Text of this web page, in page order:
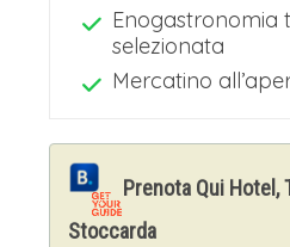
l’artigianato locale
delicate stelle di
familiare, lontana
metropoli, e invita
assaporare la
Enogastronomia
selezionata
Mercatino
Prenota Qui Hotel,
Stoccarda